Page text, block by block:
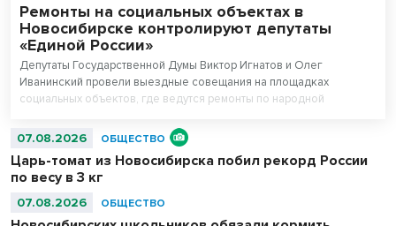
Ремонты на социальных объектах в
Новосибирске контролируют депутаты
«Единой России»
Депутаты Государственной Думы Виктор Игнатов и Олег
Иванинский провели выездные совещания на площадках
социальных объектов, где ведутся ремонты по народной
07.08.2026 ОБЩЕСТВО
Царь-томат из Новосибирска побил рекорд России
по весу в 3 кг
07.08.2026 ОБЩЕСТВО